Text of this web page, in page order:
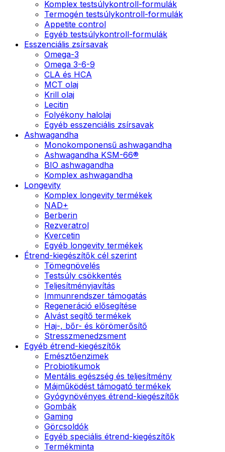
Komplex testsúlykontroll-formulák
Termogén testsúlykontroll-formulák
Appetite control
Egyéb testsúlykontroll-formulák
Esszenciális zsírsavak
Omega-3
Omega 3-6-9
CLA és HCA
MCT olaj
Krill olaj
Lecitin
Folyékony halolaj
Egyéb esszenciális zsírsavak
Ashwagandha
Monokomponensű ashwagandha
Ashwagandha KSM-66®
BIO ashwagandha
Komplex ashwagandha
Longevity
Komplex longevity termékek
NAD+
Berberin
Rezveratrol
Kvercetin
Egyéb longevity termékek
Étrend-kiegészítők cél szerint
Tömegnövelés
Testsúly csökkentés
Teljesítményjavítás
Immunrendszer támogatás
Regeneráció elősegítése
Alvást segítő termékek
Haj-, bőr- és körömerősítő
Stresszmenedzsment
Egyéb étrend-kiegészítők
Emésztőenzimek
Probiotikumok
Mentális egészség és teljesítmény
Májműködést támogató termékek
Gyógynövényes étrend-kiegészítők
Gombák
Gaming
Görcsoldók
Egyéb speciális étrend-kiegészítők
Termékminta